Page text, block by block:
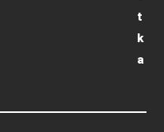
t
k
a